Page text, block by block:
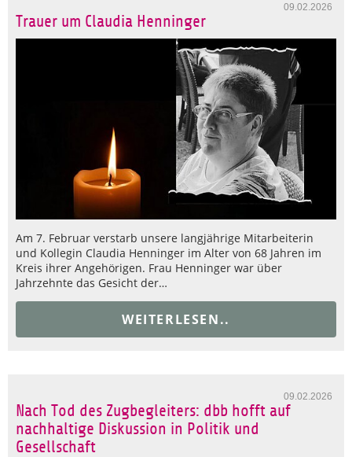
09.02.2026
Trauer um Claudia Henninger
Am 7. Februar verstarb unsere langjährige Mitarbeiterin
und Kollegin Claudia Henninger im Alter von 68 Jahren im
Kreis ihrer Angehörigen. Frau Henninger war über
Jahrzehnte das Gesicht der…
WEITERLESEN..
09.02.2026
Nach Tod des Zugbegleiters: dbb hofft auf
nachhaltige Diskussion in Politik und
Gesellschaft